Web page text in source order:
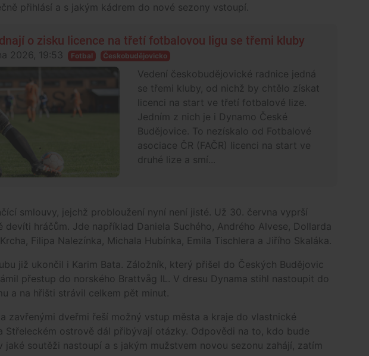
přihlásí a s jakým kádrem do nové sezony vstoupí.
o zisku licence na třetí fotbalovou ligu se třemi kluby
2026, 19:53 Fotbal Českobudějovicko
Vedení českobudějovické radnice jedná
se třemi kluby, od nichž by chtělo získat
licenci na start ve třetí fotbalové lize.
Jedním z nich je i Dynamo České
Budějovice. To nezískalo od Fotbalové
asociace ČR (FAČR) licenci na start ve
druhé lize a smí...
smlouvy, jejchž probloužení nyní není jisté. Už 30. června vyprší
devíti hráčům. Jde například Daniela Suchého, Andrého Alvese, Dollarda
Filipa Nalezínka, Michala Hubínka, Emila Tischlera a Jiřího Skaláka.
již ukončil i Karim Bata. Záložník, který přišel do Českých Budějovic
přestup do norského Brattvåg IL. V dresu Dynama stihl nastoupit do
a na hřišti strávil celkem pět minut.
zavřenými dveřmi řeší možný vstup města a kraje do vlastnické
Střeleckém ostrově dál přibývají otázky. Odpovědi na to, kdo bude
jaké soutěži nastoupí a s jakým mužstvem novou sezonu zahájí, zatím